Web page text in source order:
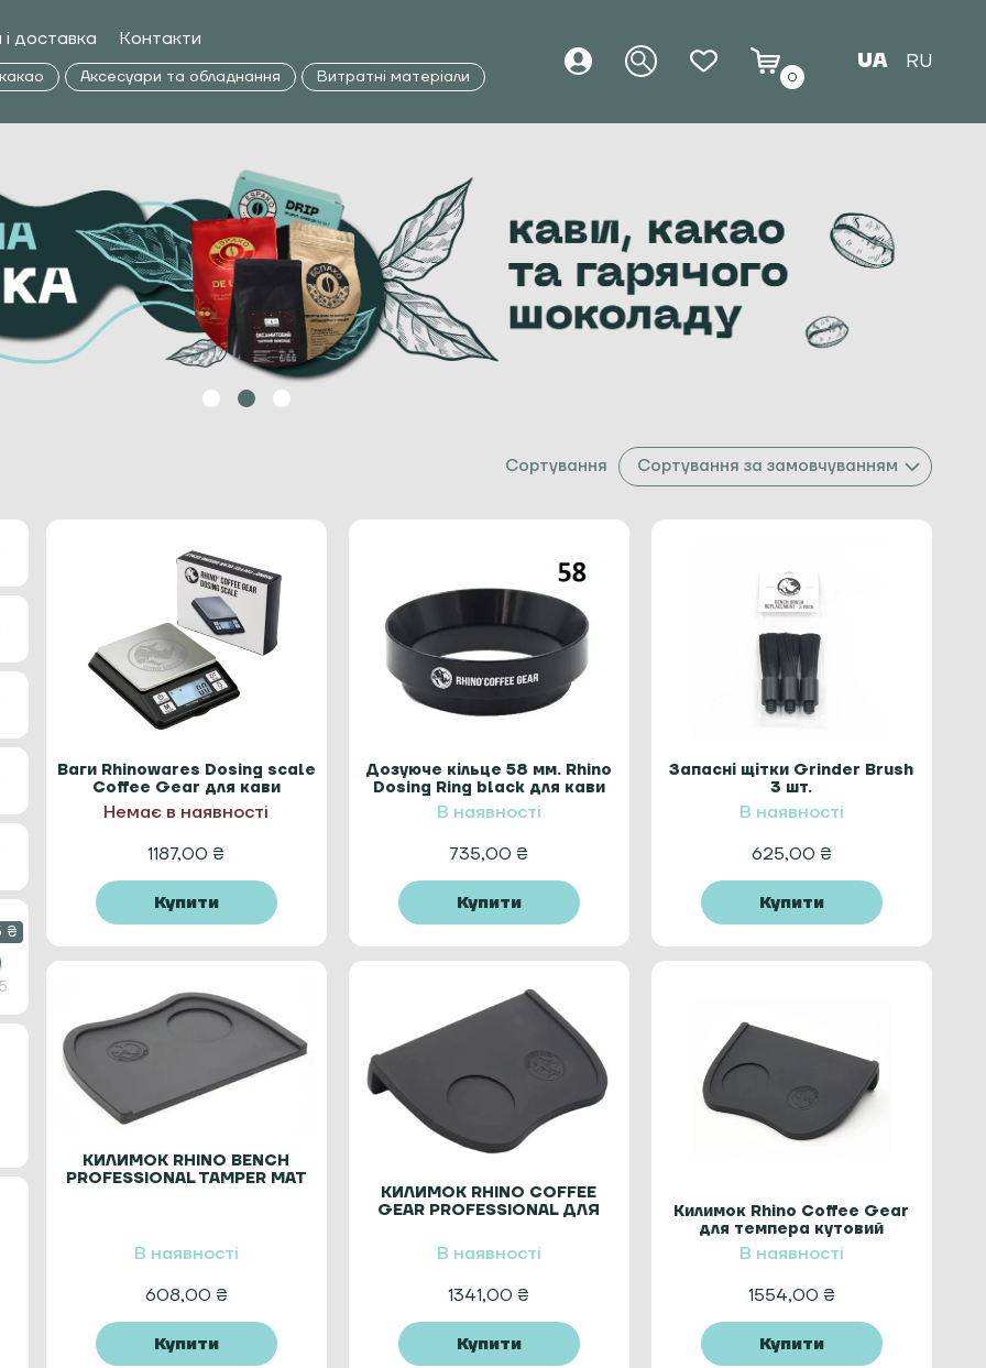
доставка Контакти
Аксесуари та обладнання Витратні матеріали 0
UA RU
Сортування Сортування за замовчуванням
₴
Ваги Rhinowares Dosing scale
Coffee Gear для кави
Немає в наявності
1187,00 ₴
Купити
Дозуюче кільце 58 мм. Rhino
Dosing Ring black для кави
В наявності
735,00 ₴
Купити
Запасні щітки Grinder Brush
3 шт.
В наявності
625,00 ₴
Купити
КИЛИМОК RHINO BENCH
PROFESSIONAL TAMPER MAT
В наявності
608,00 ₴
Купити
КИЛИМОК RHINO COFFEE
GEAR PROFESSIONAL ДЛЯ
В наявності
1341,00 ₴
Купити
Килимок Rhino Coffee Gear
для темпера кутовий
Professional
В наявності
1554,00 ₴
Купити